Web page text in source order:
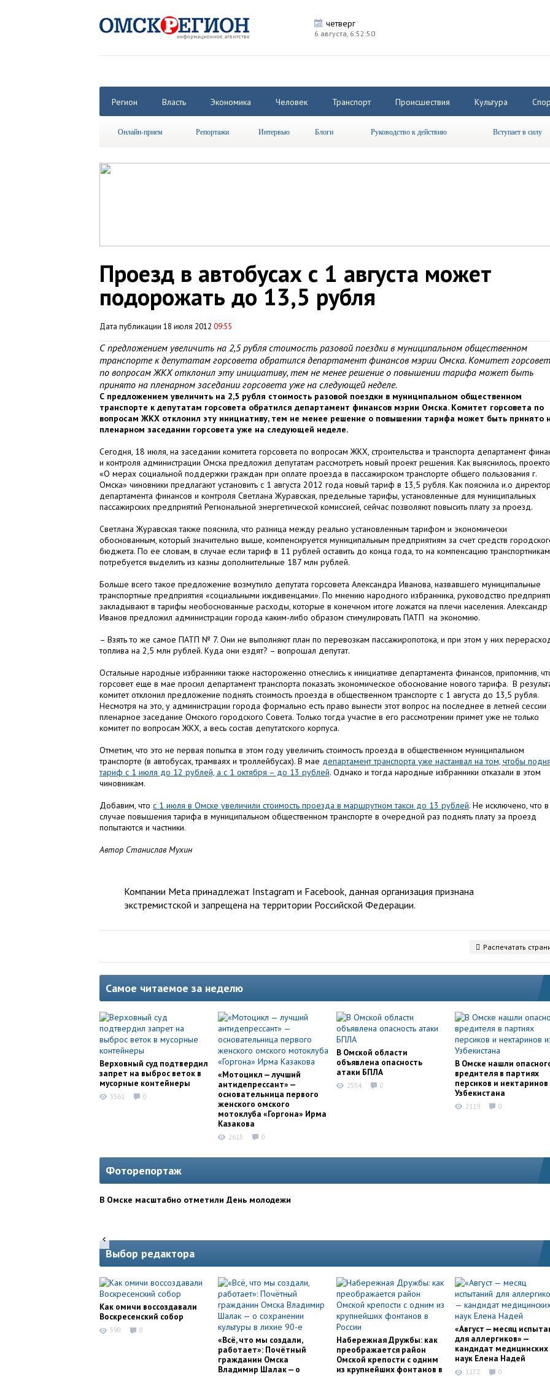
четверг
6 августа, 6:52:51
Регион Власть Экономика Человек Транспорт Происшествия Культура
Онлайн-прием Репортажи Интервью Блоги Руководство к действию Вступает в силу
Проезд в автобусах с 1 августа может
подорожать до 13,5 рубля
Дата публикации 18 июля 2012 09:55
С предложением увеличить на 2,5 рубля стоимость разовой поездки в муниципальном общественном
транспорте к депутатам горсовета обратился департамент финансов мэрии Омска. Комитет
по вопросам ЖКХ отклонил эту инициативу, тем не менее решение о повышении тарифа может быть
принято на пленарном заседании горсовета уже на следующей неделе.
С предложением увеличить на 2,5 рубля стоимость разовой поездки в муниципальном общественном
транспорте к депутатам горсовета обратился департамент финансов мэрии Омска. Комитет горсовета по
вопросам ЖКХ отклонил эту инициативу, тем не менее решение о повышении тарифа может быть принято
пленарном заседании горсовета уже на следующей неделе.
Сегодня, 18 июля, на заседании комитета горсовета по вопросам ЖКХ, строительства и транспорта департамент
и контроля администрации Омска предложил депутатам рассмотреть новый проект решения. Как выяснилось,
«О мерах социальной поддержки граждан при оплате проезда в пассажирском транспорте общего пользования г.
Омска» чиновники предлагают установить с 1 августа 2012 года новый тариф в 13,5 рубля. Как пояснила и.о
департамента финансов и контроля Светлана Журавская, предельные тарифы, установленные для муниципальных
пассажирских предприятий Региональной энергетической комиссией, сейчас позволяют повысить плату за проезд.
Светлана Журавская также пояснила, что разница между реально установленным тарифом и экономически
обоснованным, который значительно выше, компенсируется муниципальным предприятиям за счет средств
бюджета. По ее словам, в случае если тариф в 11 рублей оставить до конца года, то на компенсацию транспортникам
потребуется выделить из казны дополнительные 187 млн рублей.
Больше всего такое предложение возмутило депутата горсовета Александра Иванова, назвавшего муниципальные
транспортные предприятия «социальными иждивенцами». По мнению народного избранника, руководство
закладывают в тарифы необоснованные расходы, которые в конечном итоге ложатся на плечи населения. Александр
Иванов предложил администрации города каким-либо образом стимулировать ПАТП на экономию.
– Взять то же самое ПАТП № 7. Они не выполняют план по перевозкам пассажиропотока, и при этом у них
топлива на 2,5 млн рублей. Куда они ездят? – вопрошал депутат.
Остальные народные избранники также настороженно отнеслись к инициативе департамента финансов, припомнив,
горсовет еще в мае просил департамент транспорта показать экономическое обоснование нового тарифа. В
комитет отклонил предложение поднять стоимость проезда в общественном транспорте с 1 августа до 13,5 рубля.
Несмотря на это, у администрации города формально есть право вынести этот вопрос на последнее в летней сессии
пленарное заседание Омского городского Совета. Только тогда участие в его рассмотрении примет уже не только
комитет по вопросам ЖКХ, а весь состав депутатского корпуса.
Отметим, что это не первая попытка в этом году увеличить стоимость проезда в общественном муниципальном
транспорте (в автобусах, трамваях и троллейбусах). В мае департамент транспорта уже настаивал на том, чтобы
тариф с 1 июля до 12 рублей, а с 1 октября – до 13 рублей. Однако и тогда народные избранники отказали в этом
чиновникам.
Добавим, что с 1 июля в Омске увеличили стоимость проезда в маршрутном такси до 13 рублей. Не исключено, что в
случае повышения тарифа в муниципальном общественном транспорте в очередной раз поднять плату за проезд
попытаются и частники.
Автор Станислав Мухин
Компании Meta принадлежат Instagram и Facebook, данная организация признана
экстремистской и запрещена на территории Российской Федерации.
Распечатать
Самое читаемое за неделю
Верховный суд подтвердил
запрет на выброс веток в
мусорные контейнеры
3561 0
«Мотоцикл — лучший
антидепрессант» —
основательница первого
женского омского
мотоклуба «Горгона» Ирма
Казакова
2615 0
В Омской области
объявлена опасность
атаки БПЛА
2554 0
В Омске нашли
вредителя в партиях
персиков и нектаринов
Узбекистана
2119 0
Фоторепортаж
В Омске масштабно отметили День молодежи
Выбор редактора
Как омичи воссоздавали
Воскресенский собор
590 0
«Всё, что мы создали,
работает»: Почётный
гражданин Омска
Владимир Шалак — о
Набережная Дружбы: как
преображается район
Омской крепости с одним
из крупнейших фонтанов в
«Август — месяц
для аллергиков» —
кандидат медицинских
наук Елена Надей
1172 0